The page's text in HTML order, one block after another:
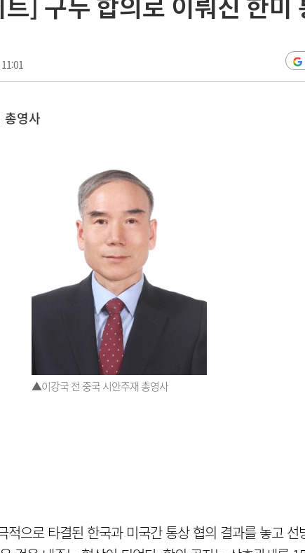
총영사
▲이강국 전 중국 시안주재 총영사
적으로 타결된 한국과 미국간 통상 협의 결과를 놓고 선